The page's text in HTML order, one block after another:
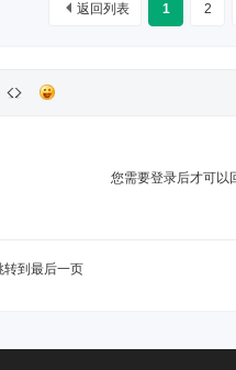
1 2
返回列表
您需要登录后才可以
转到最后一页